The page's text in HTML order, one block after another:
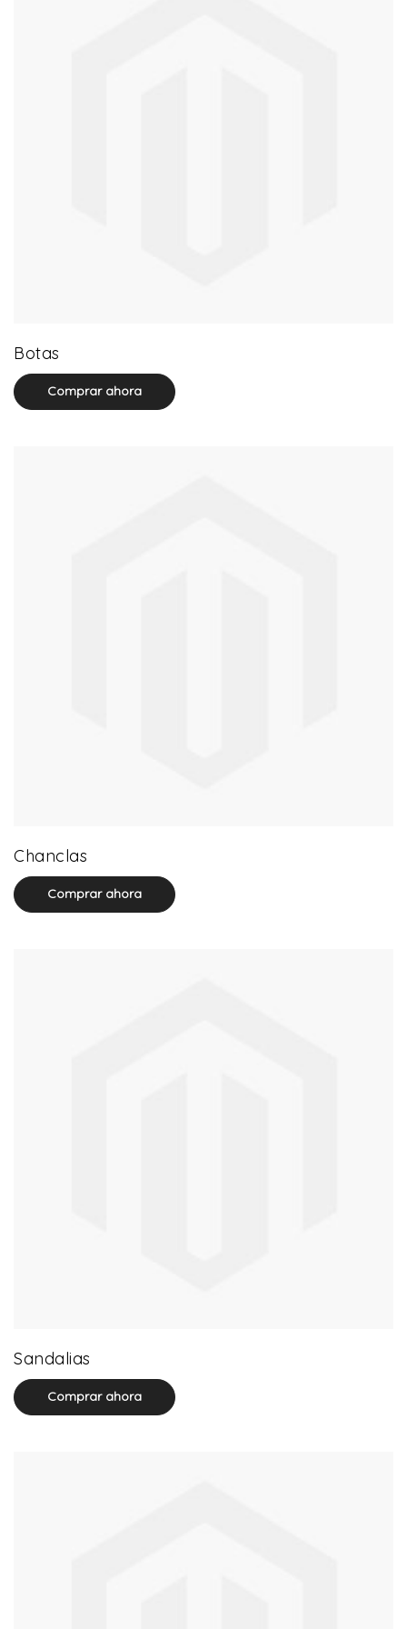
Botas
Comprar ahora
Chanclas
Comprar ahora
Sandalias
Comprar ahora